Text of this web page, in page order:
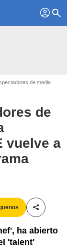
profil search
temporada, pero RTVE vuelve a apostar por este programa
de
vuelve a
ha abierto
'talent'